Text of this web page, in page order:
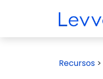
Recursos >